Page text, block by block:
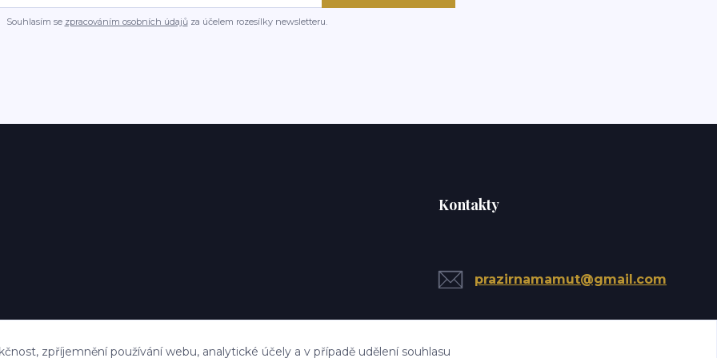
Souhlasím se zpracováním osobních údajůza účelem rozesílky newsletteru.
Kontakty
prazirnamamut@gmail.com
zpříjemnění používání webu, analytické účely a v případě udělení souhlasu